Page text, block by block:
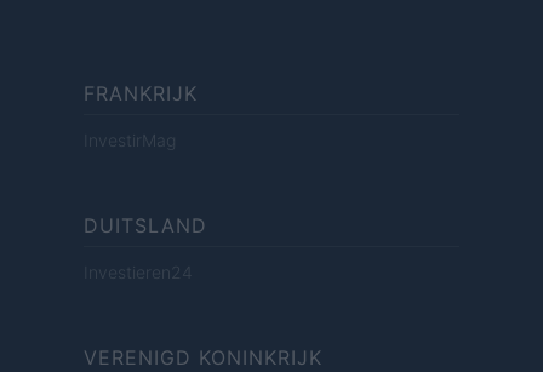
FRANKRIJK
InvestirMag
DUITSLAND
Investieren24
VERENIGD KONINKRIJK